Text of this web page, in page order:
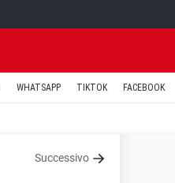
WHATSAPP TIKTOK FACEBOOK
Successivo